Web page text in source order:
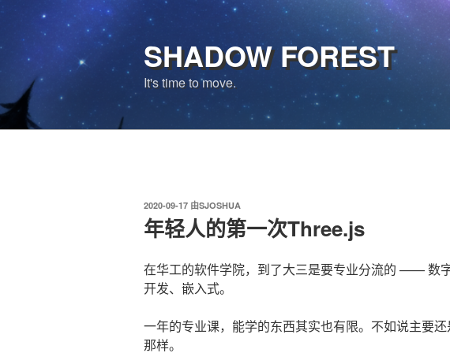
跳
内
SHADOW FOREST
It's time to move.
发
布
于
2020-09-17 由SJOSHUA
年轻人的第一次Three.js
在华工的软件学院，到了大三是要专业分流的 —— 数
开发、嵌入式。
一年的专业课，能学的东西其实也有限。不如说主要
那样。